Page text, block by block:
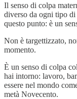
Il senso di colpa
diverso da ogni tipo
questo punto: è un
Non è targettizzato,
momento.
È un senso di colpa
hai intorno: lavoro,
essere nel mondo
metà Novecento.